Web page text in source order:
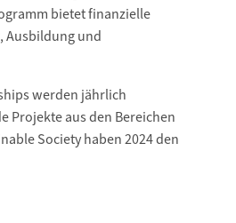
bietet finanzielle
Ausbildung und
werden jährlich
Projekte aus den Bereichen
Society haben 2024 den